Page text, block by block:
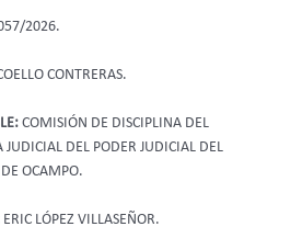
2026.
CONTRERAS.
COMISIÓN DE DISCIPLINA DEL
DEL PODER JUDICIAL DEL
OCAMPO.
ERIC LÓPEZ VILLASEÑOR.